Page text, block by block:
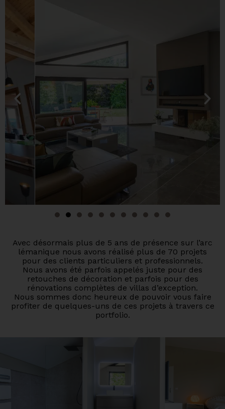
Avec désormais plus de 5 ans de présence sur l’arc
lémanique nous avons réalisé plus de 70 projets
pour des clients particuliers et professionnels.
Nous avons été parfois appelés juste pour des
retouches de décoration et parfois pour des
rénovations complètes de villas d’exception.
Nous sommes donc heureux de pouvoir vous faire
profiter de quelques-uns de ces projets à travers ce
portfolio.